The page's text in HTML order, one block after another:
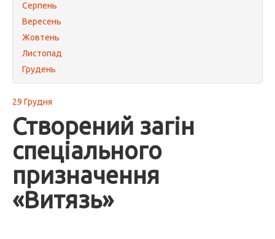
Серпень
Вересень
Жовтень
Листопад
Грудень
29 Грудня
Створений загін
спеціального
призначення
«Витязь»